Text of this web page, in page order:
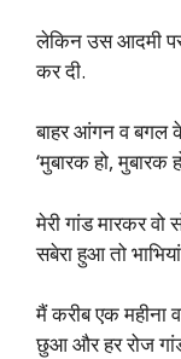
लेकिन उस आदमी
कर दी.
बाहर आंगन व बगल
‘मुबारक हो, मुबारक
मेरी गांड मारकर वो
सबेरा हुआ तो
मैं करीब एक महीना
छुआ और हर रोज गांड